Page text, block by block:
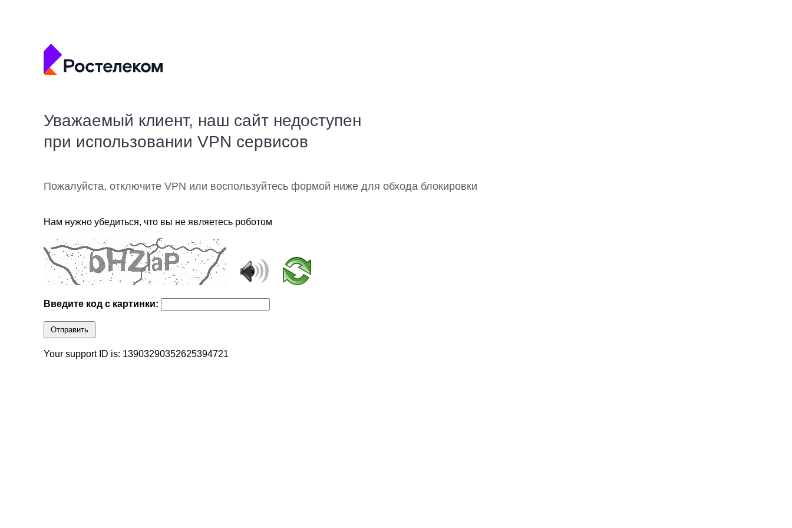
Уважаемый клиент, наш сайт недоступен
при использовании VPN сервисов
Пожалуйста, отключите VPN или воспользуйтесь формой ниже для обхода блокировки
Нам нужно убедиться, что вы не являетесь роботом
Введите код с картинки:
Отправить
Your support ID is: 13903290352625394721